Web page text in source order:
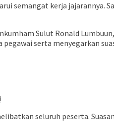
semangat kerja jajarannya.
Sulut Ronald
serta menyegarkan
seluruh peserta.